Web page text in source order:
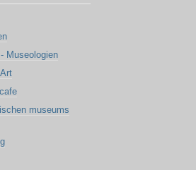
Museologien
museums